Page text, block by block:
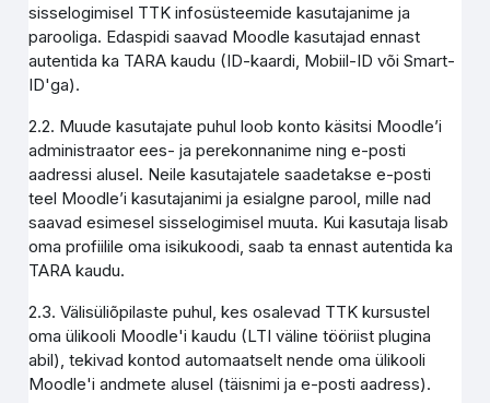
sisselogimisel TTK infosüsteemide kasutajanime ja
parooliga. Edaspidi saavad Moodle kasutajad ennast
autentida ka TARA kaudu (ID-kaardi, Mobiil-ID või Smart-
ID'ga).
2.2. Muude kasutajate puhul loob konto käsitsi Moodle’i
administraator ees- ja perekonnanime ning e-posti
aadressi alusel. Neile kasutajatele saadetakse e-posti
teel Moodle’i kasutajanimi ja esialgne parool, mille nad
saavad esimesel sisselogimisel muuta. Kui kasutaja lisab
oma profiilile oma isikukoodi, saab ta ennast autentida ka
TARA kaudu.
2.3. Välisüliõpilaste puhul, kes osalevad TTK kursustel
oma ülikooli Moodle'i kaudu (LTI väline tööriist plugina
abil), tekivad kontod automaatselt nende oma ülikooli
Moodle'i andmete alusel (täisnimi ja e-posti aadress).